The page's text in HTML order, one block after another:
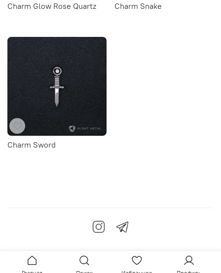
Charm Glow Rose Quartz Charm Snake
Charm Sword